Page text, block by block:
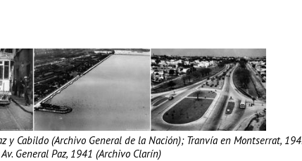
y Cabildo (Archivo General de la Nación); Tranvía en Montserrat,
General Paz, 1941 (Archivo Clarín)